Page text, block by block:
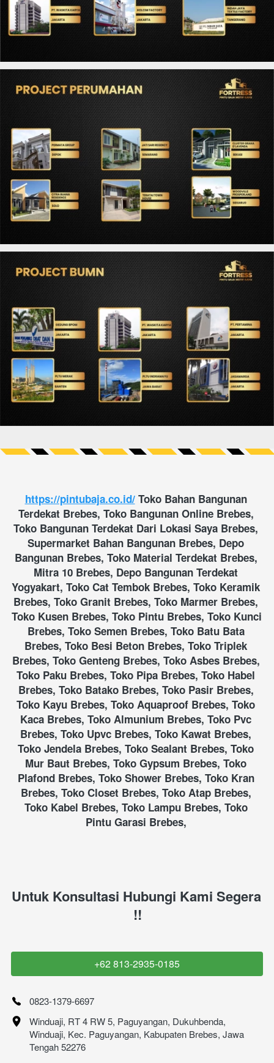
https://pintubaja.co.id/ Toko Bahan Bangunan
Terdekat Brebes, Toko Bangunan Online Brebes,
Toko Bangunan Terdekat Dari Lokasi Saya Brebes,
Supermarket Bahan Bangunan Brebes, Depo
Bangunan Brebes, Toko Material Terdekat Brebes,
Mitra 10 Brebes, Depo Bangunan Terdekat
Yogyakart, Toko Cat Tembok Brebes, Toko Keramik
Brebes, Toko Granit Brebes, Toko Marmer Brebes,
Toko Kusen Brebes, Toko Pintu Brebes, Toko Kunci
Brebes, Toko Semen Brebes, Toko Batu Bata
Brebes, Toko Besi Beton Brebes, Toko Triplek
Brebes, Toko Genteng Brebes, Toko Asbes Brebes,
Toko Paku Brebes, Toko Pipa Brebes, Toko Habel
Brebes, Toko Batako Brebes, Toko Pasir Brebes,
Toko Kayu Brebes, Toko Aquaproof Brebes, Toko
Kaca Brebes, Toko Almunium Brebes, Toko Pvc
Brebes, Toko Upvc Brebes, Toko Kawat Brebes,
Toko Jendela Brebes, Toko Sealant Brebes, Toko
Mur Baut Brebes, Toko Gypsum Brebes, Toko
Plafond Brebes, Toko Shower Brebes, Toko Kran
Brebes, Toko Closet Brebes, Toko Atap Brebes,
Toko Kabel Brebes, Toko Lampu Brebes, Toko
Pintu Garasi Brebes,
Untuk Konsultasi Hubungi Kami Segera
!!
`+62 813-2935-0185
0823-1379-6697
Winduaji, RT 4 RW 5, Paguyangan, Dukuhbenda,
Winduaji, Kec. Paguyangan, Kabupaten Brebes, Jawa
Tengah 52276